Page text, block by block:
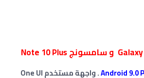
. واجهة مستخدم One UI